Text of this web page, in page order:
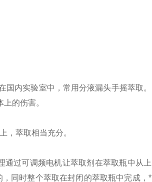
内实验室中，常用分液漏头手摇萃取。
的伤害。
，萃取相当充分。
过可调频电机让萃取剂在萃取瓶中从上
同时整个萃取在封闭的萃取瓶中完成，*